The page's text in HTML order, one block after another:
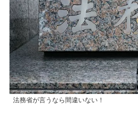
法務省が言うなら間違いない！